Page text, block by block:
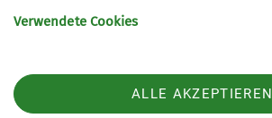
Verwendete Cookies
ALLE AKZEPTIEREN